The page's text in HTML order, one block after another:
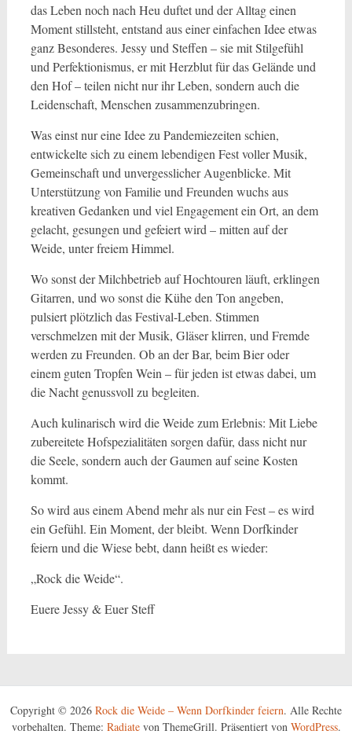
das Leben noch nach Heu duftet und der Alltag einen
Moment stillsteht, entstand aus einer einfachen Idee etwas
ganz Besonderes. Jessy und Steffen – sie mit Stilgefühl
und Perfektionismus, er mit Herzblut für das Gelände und
den Hof – teilen nicht nur ihr Leben, sondern auch die
Leidenschaft, Menschen zusammenzubringen.
Was einst nur eine Idee zu Pandemiezeiten schien,
entwickelte sich zu einem lebendigen Fest voller Musik,
Gemeinschaft und unvergesslicher Augenblicke. Mit
Unterstützung von Familie und Freunden wuchs aus
kreativen Gedanken und viel Engagement ein Ort, an dem
gelacht, gesungen und gefeiert wird – mitten auf der
Weide, unter freiem Himmel.
Wo sonst der Milchbetrieb auf Hochtouren läuft, erklingen
Gitarren, und wo sonst die Kühe den Ton angeben,
pulsiert plötzlich das Festival-Leben. Stimmen
verschmelzen mit der Musik, Gläser klirren, und Fremde
werden zu Freunden. Ob an der Bar, beim Bier oder
einem guten Tropfen Wein – für jeden ist etwas dabei, um
die Nacht genussvoll zu begleiten.
Auch kulinarisch wird die Weide zum Erlebnis: Mit Liebe
zubereitete Hofspezialitäten sorgen dafür, dass nicht nur
die Seele, sondern auch der Gaumen auf seine Kosten
kommt.
So wird aus einem Abend mehr als nur ein Fest – es wird
ein Gefühl. Ein Moment, der bleibt. Wenn Dorfkinder
feiern und die Wiese bebt, dann heißt es wieder:
„Rock die Weide“.
Euere Jessy & Euer Steff
Copyright © 2026 Rock die Weide – Wenn Dorfkinder feiern. Alle Rechte
vorbehalten. Theme: Radiatevon ThemeGrill. Präsentiert von WordPress.